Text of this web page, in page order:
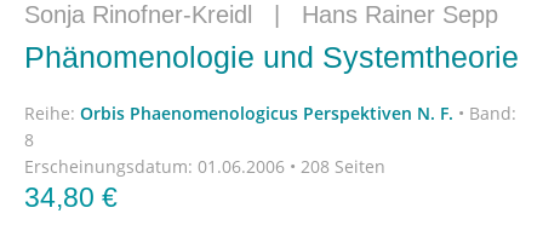
Sonja Rinofner-Kreidl
Hans Rainer Sepp
Phänomenologie und Systemtheorie
Reihe: Orbis Phaenomenologicus Perspektiven N. F. • Band:
8
Erscheinungsdatum: 01.06.2006 • 208 Seiten
34,80 €